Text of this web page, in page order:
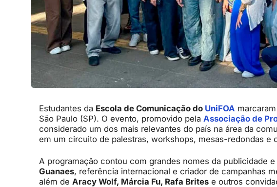
Estudantes da Escola de Comunicação do UniFOA
São Paulo (SP). O evento, promovido pela Associação de
considerado um dos mais relevantes do país na área da
em um circuito de palestras, workshops, mesas-redondas e
A programação contou com grandes nomes da publicidade
Guanaes, referência internacional e criador de campanhas
além de Aracy Wolf, Márcia Fu, Rafa Brites e outros